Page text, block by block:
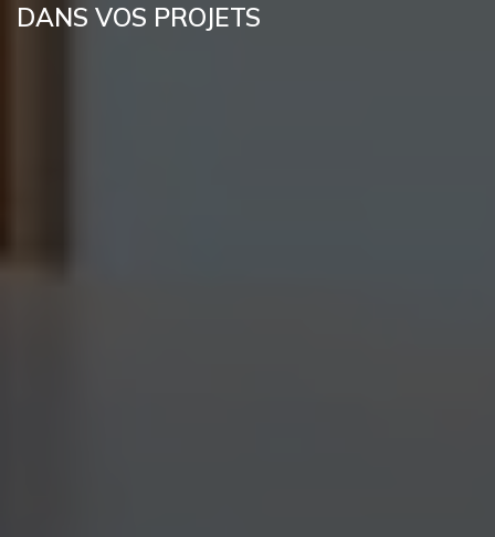
DANS VOS PROJETS